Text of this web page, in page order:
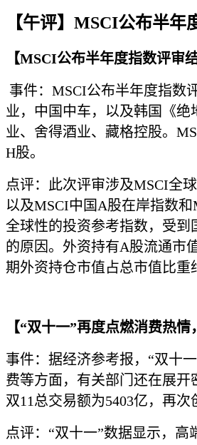
【午评】MSCI公布半
【MSCI公布半年度指数评审
事件：MSCI公布半年度指数
业，中国中车，以及韩国《
业、舍得酒业、藏格控股。
H股。
点评：此次评审涉及MSCI全
以及MSCI中国A股在岸指数
全球性的投资参考指数，受
的原因。外资持有A股流通市
期外资持仓市值占总市值比重
【“双十一”再度点燃消费热
事件：据经济参考报，“双十
费等方面，有关部门还在展
双11总交易额为5403亿，再
点评：“双十一”数据显示，